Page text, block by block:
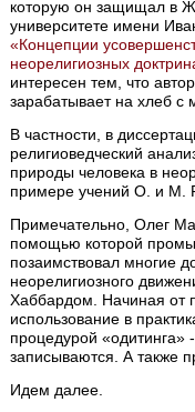
которую он защищал в
университете имени
«Концепции
неорелигиозных
интересен тем, что
зарабатывает на хлеб с
В частности, в
религиоведческий
природы человека в
примере учений О. и М.
Примечательно, Олег
помощью которой
позаимствовал многие
неорелигиозного
Хаббардом. Начиная от
использование в
процедурой «одитинга»
записываются. А также
Идем далее.